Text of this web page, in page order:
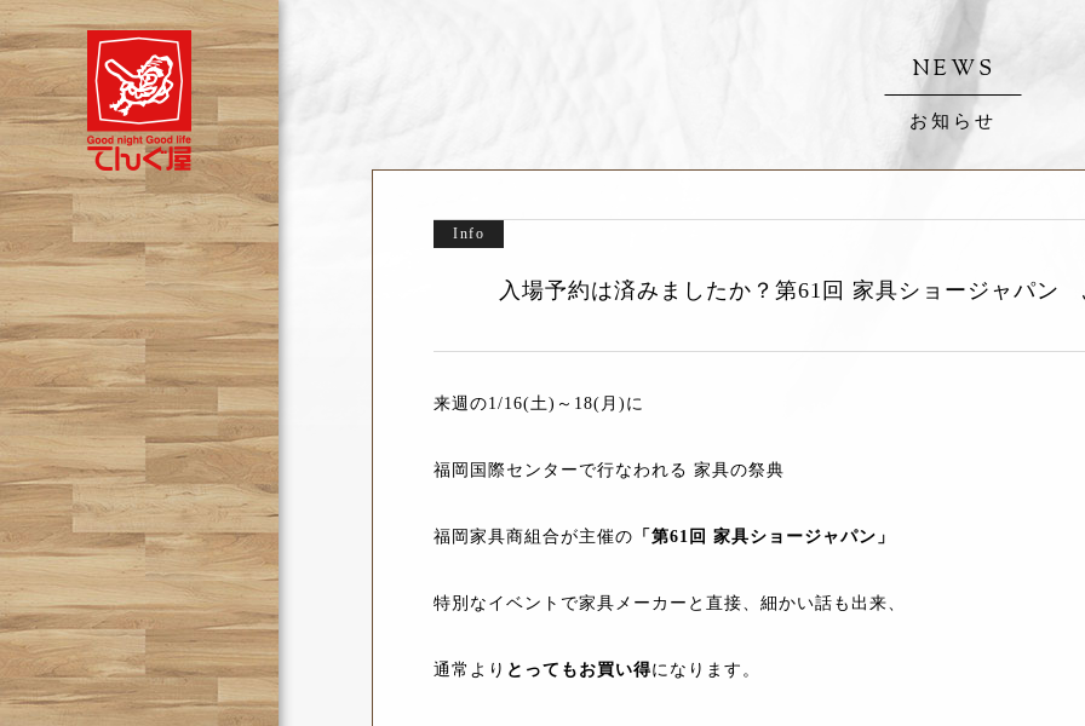
NEWS
お知らせ
入場予約は済みましたか？第61回 家具ショージャパン
Info
来週の1/16(土)～18(月)に
福岡国際センターで行なわれる 家具の祭典
福岡家具商組合が主催の 「第61回 家具ショージャパン」
特別なイベントで家具メーカーと直接、細かい話も出来、
通常より とってもお買い得になります。